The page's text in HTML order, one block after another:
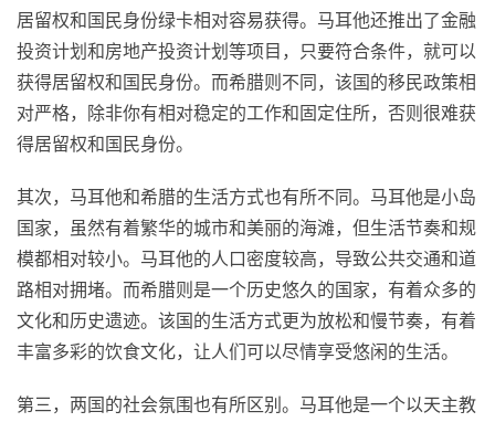
居留权和国民身份绿卡相对容易获得。马耳他还推出了金融
投资计划和房地产投资计划等项目，只要符合条件，就可以
获得居留权和国民身份。而希腊则不同，该国的移民政策相
对严格，除非你有相对稳定的工作和固定住所，否则很难获
得居留权和国民身份。
其次，马耳他和希腊的生活方式也有所不同。马耳他是小岛
国家，虽然有着繁华的城市和美丽的海滩，但生活节奏和规
模都相对较小。马耳他的人口密度较高，导致公共交通和道
路相对拥堵。而希腊则是一个历史悠久的国家，有着众多的
文化和历史遗迹。该国的生活方式更为放松和慢节奏，有着
丰富多彩的饮食文化，让人们可以尽情享受悠闲的生活。
第三，两国的社会氛围也有所区别。马耳他是一个以天主教